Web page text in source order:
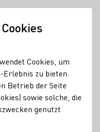
Cookies, um
zu bieten.
Betrieb der Seite
sowie solche, die
genutzt